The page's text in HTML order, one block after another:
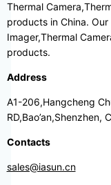
Thermal
products in China.
Imager,Thermal
products.
Address
A1-206,Hangcheng
RD,Bao’an,Shenzhen,
Contacts
sales@iasun.cn